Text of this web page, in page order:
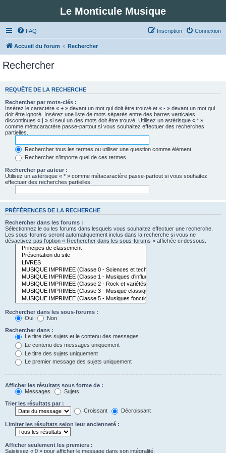
Le Monticule Musique
FAQ Connexion
Inscription
Accueil du forum Rechercher
Rechercher
REQUÊTE DE LA RECHERCHE
Rechercher par mots-clés :
Insérez le caractère « + » devant un mot qui doit être trouvé et « - » devant un mot qui
doit être ignoré. Insérez une liste de mots séparés entre des barres verticales
discontinues « | » si seul un des mots doit être trouvé. Utilisez un astérisque « * »
comme métacaractère passe-partout si vous souhaitez effectuer des recherches
partielles.
Rechercher tous les termes ou utiliser une question comme élément
Rechercher n’importe quel de ces termes
Rechercher par auteur :
Utilisez un astérisque « * » comme métacaractère passe-partout si vous souhaitez
effectuer des recherches partielles.
PRÉFÉRENCES DE LA RECHERCHE
Rechercher dans les forums :
Sélectionnez le ou les forums dans lesquels vous souhaitez effectuer une recherche.
Les sous-forums seront automatiquement inclus dans la recherche si vous ne
désactivez pas l’option « Rechercher dans les sous-forums » affichée ci-dessous.
Rechercher dans les sous-forums :
Oui
Non
Rechercher dans :
Le titre des sujets et le contenu des messages
Le contenu des messages uniquement
Le titre des sujets uniquement
Le premier message des sujets uniquement
Afficher les résultats sous forme de :
Messages
Sujets
Trier les résultats par :
Croissant
Décroissant
Limiter les résultats selon leur ancienneté :
Afficher seulement les premiers :
Saisissez « 0 » pour afficher le message dans son intégralité.